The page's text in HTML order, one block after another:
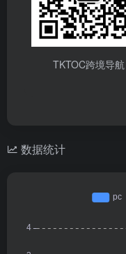
TKTOC跨境导航
数据统计